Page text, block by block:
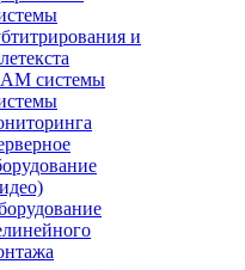
и
системы